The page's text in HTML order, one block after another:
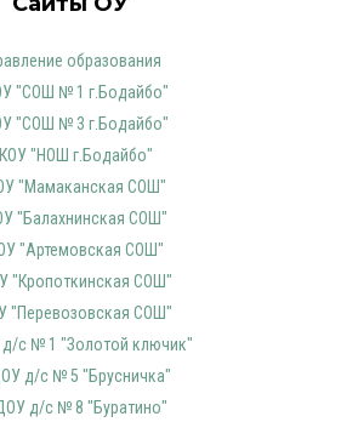
образования
"СОШ № 1 г.Бодайбо"
"СОШ № 3 г.Бодайбо"
"НОШ г.Бодайбо"
"Мамаканская СОШ"
"Балахнинская СОШ"
"Артемовская СОШ"
"Кропоткинская СОШ"
"Перевозовская СОШ"
с № 1 "Золотой ключик"
д/с № 5 "Брусничка"
д/с № 8 "Буратино"